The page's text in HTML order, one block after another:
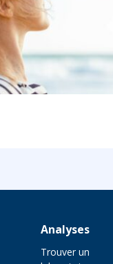
Analyses
Trouver un